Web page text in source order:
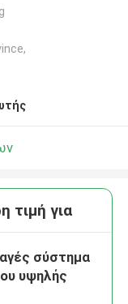
τιμή για
σύστημα
υψηλής